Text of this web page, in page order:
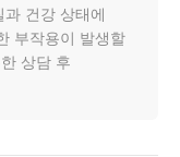
건강 상태에
부작용이 발생할
상담 후